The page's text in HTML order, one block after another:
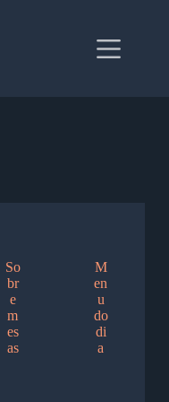
So
br
e
m
es
as
M
en
u
do
di
a